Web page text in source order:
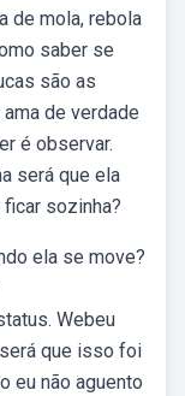
de mola, rebola
saber se
são as
de verdade
é observar.
será que ela
sozinha?
ela se move?
Webeu
que isso foi
eu não aguento